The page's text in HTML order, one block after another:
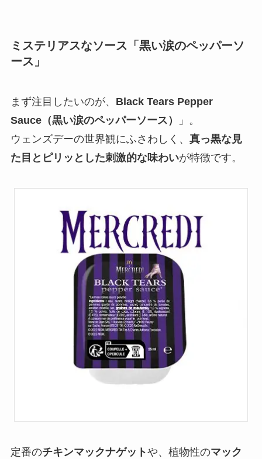
ミステリアスなソース「 黒い涙のペッパーソ
ース 」
まず注目したいのが、 Black Tears Pepper
Sauce（黒い涙のペッパーソース）
」。
ウェンズデーの世界観にふさわしく、 真っ黒な見
た目とピリッとした刺激的な味わいが特徴です。
定番のチキンマックナゲットや、植物性のマック